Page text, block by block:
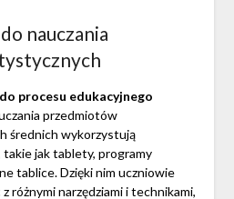
nauczania
procesu edukacyjnego
przedmiotów
średnich wykorzystują
jak tablety, programy
tablice. Dzięki nim uczniowie
różnymi narzędziami i technikami,